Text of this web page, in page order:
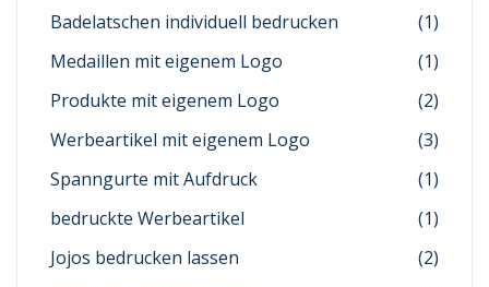
Badelatschen individuell bedrucken
(1)
Medaillen mit eigenem Logo
(1)
Produkte mit eigenem Logo
(2)
Werbeartikel mit eigenem Logo
(3)
Spanngurte mit Aufdruck
(1)
bedruckte Werbeartikel
(1)
Jojos bedrucken lassen
(2)